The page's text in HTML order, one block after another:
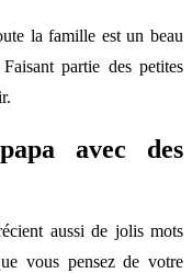
la famille est un beau
partie des petites
avec des
aussi de jolis mots
vous pensez de votre